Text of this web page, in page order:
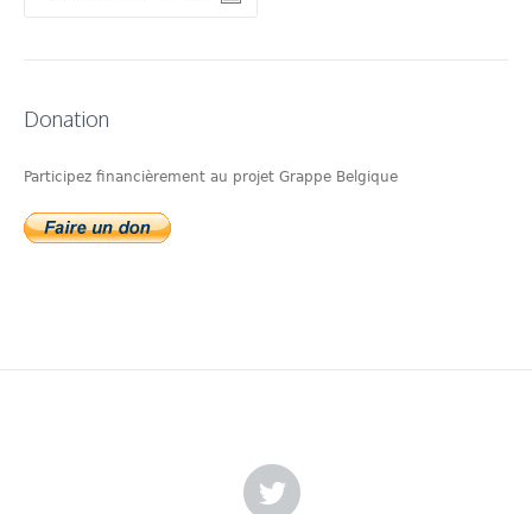
Donation
Participez financièrement au projet Grappe Belgique